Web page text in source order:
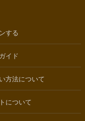
する
イド
方法について
について